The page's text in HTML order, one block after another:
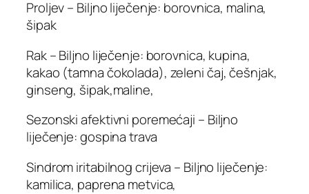
Proljev – Biljno liječenje: borovnica, malina,
šipak
Rak – Biljno liječenje: borovnica, kupina,
kakao (tamna čokolada), zeleni čaj, češnjak,
ginseng, šipak,maline,
Sezonski afektivni poremećaji – Biljno
liječenje: gospina trava
Sindrom iritabilnog crijeva – Biljno liječenje:
kamilica, paprena metvica,